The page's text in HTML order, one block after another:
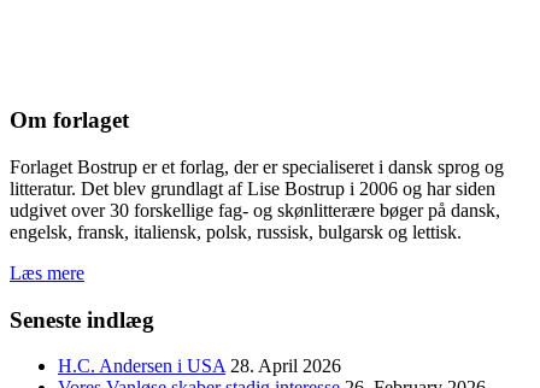
Om forlaget
Forlaget Bostrup er et forlag, der er specialiseret i dansk sprog og
litteratur. Det blev grundlagt af Lise Bostrup i 2006 og har siden
udgivet over 30 forskellige fag- og skønlitterære bøger på dansk,
engelsk, fransk, italiensk, polsk, russisk, bulgarsk og lettisk.
Læs mere
Seneste indlæg
H.C. Andersen i USA 28. April 2026